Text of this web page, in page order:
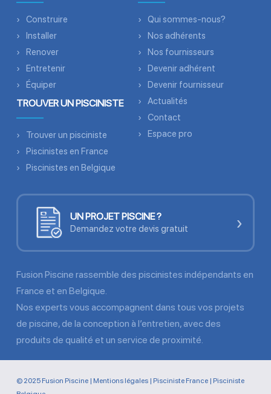
Construire
Installer
Renover
Entretenir
Équiper
TROUVER UN PISCINISTE
Trouver un pisciniste
Piscinistes en France
Piscinistes en Belgique
Qui sommes-nous?
Nos adhérents
Nos fournisseurs
Devenir adhérent
Devenir fournisseur
Actualités
Contact
Espace pro
UN PROJET PISCINE ?
Demandez votre devis gratuit ›
Fusion Piscine rassemble des piscinistes indépendants en
France et en Belgique.
Nos experts vous accompagnent dans tous vos projets
de piscine, de la conception à l’entretien, avec des
produits de qualité et un service de proximité.
© 2025 Fusion Piscine | Mentions légales| Pisciniste France| Pisciniste